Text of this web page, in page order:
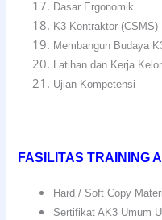
Dasar Ergonomik
K3 Kontraktor (CSMS)
Membangun Budaya
Latihan dan Kerja
Ujian Kompetensi
FASILITAS TRAINING
Hard / Soft Copy
Sertifikat AK3 Umum